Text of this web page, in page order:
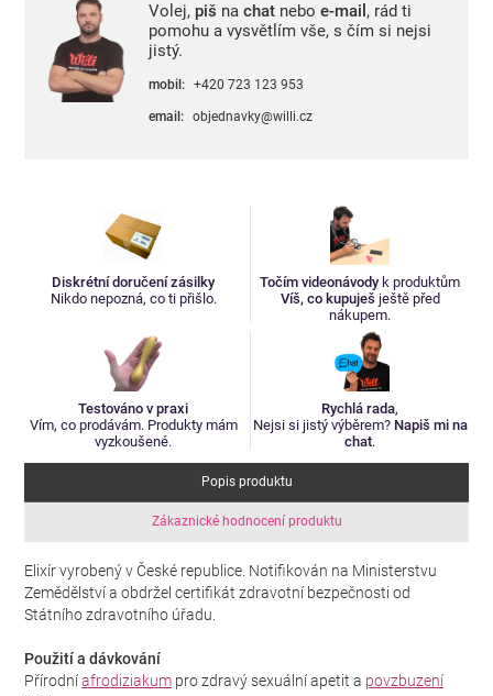
Volej, piš na chatnebo e-mail , rád ti
pomohu a vysvětlím vše, s čím si nejsi
jistý.
mobil: +420 723 123 953
email: objednavky@willi.cz
Diskrétní doručení zásilky
Nikdo nepozná, co ti přišlo.
Točím videonávody k produktům
Víš, co kupuješ ještě před
nákupem.
Testováno v praxi
Vím, co prodávám. Produkty mám
vyzkoušené.
Rychlá rada,
Nejsi si jistý výběrem? Napiš mi na
chat.
Popis produktu
Zákaznické hodnocení produktu
Elixír vyrobený v České republice. Notifikován na Ministerstvu
Zemědělství a obdržel certifikát zdravotní bezpečnosti od
Státního zdravotního úřadu.
Použití a dávkování
Přírodníafrodiziakum pro zdravý sexuální apetit a povzbuzení